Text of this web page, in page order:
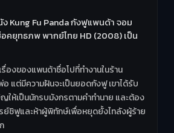
ง Kung Fu Panda กังฟูแพนด้า จอม
คยุทธภพ พากย์ไทย HD (2008) เป็น
รื่องของแพนด้าชื่อโปที่ทำงานในร้าน
แต่มีความฝันจะเป็นยอดกังฟู เขาได้รับ
ให้เป็นนักรบมังกรตามคำทำนาย และต้อง
ย์ชิฟูและห้าผู้พิทักษ์เพื่อหยุดยั้งไทลังผู้ร้าย